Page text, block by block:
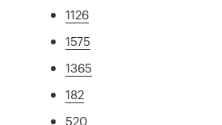
1126
1575
1365
182
520